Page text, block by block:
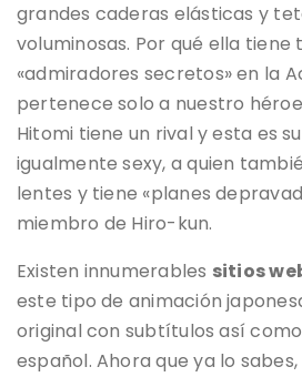
grandes caderas elásticas y
voluminosas. Por qué ella tiene
«admiradores secretos» en la
pertenece solo a nuestro
Hitomi tiene un rival y esta es
igualmente sexy, a quien
lentes y tiene «planes
miembro de Hiro-kun.
Existen innumerables sitios
este tipo de animación
original con subtítulos así
español. Ahora que ya lo